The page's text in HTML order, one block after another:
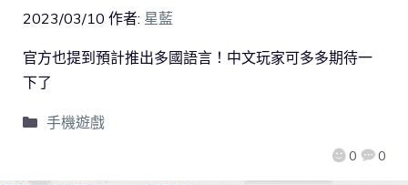
2023/03/10 作者: 星藍
0 0
官方也提到預計推出多國語言！中文玩家可多多期待一
下了
手機遊戲